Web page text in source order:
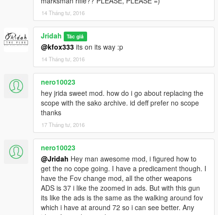
14 Tháng tư, 2016
Jridah Tác giả
@kfox333 its on its way :p
14 Tháng tư, 2016
nero10023
hey jrida sweet mod. how do i go about replacing the
scope with the sako archive. id deff prefer no scope
thanks
17 Tháng tư, 2016
nero10023
@Jridah Hey man awesome mod, i figured how to
get the no cope going. I have a predicament though. I
have the Fov change mod, all the other weapons
ADS is 37 i like the zoomed in ads. But with this gun
its like the ads is the same as the walking around fov
which i have at around 72 so i can see better. Any